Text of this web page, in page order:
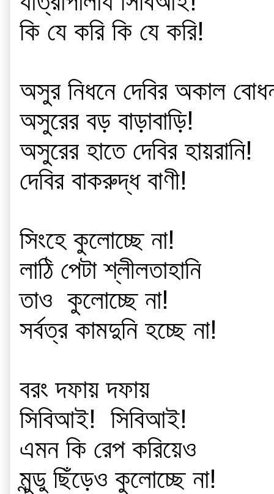
কি যে করি কি যে করি!
অসুর নিধনে দেবির অকাল
অসুরের বড় বাড়াবাড়ি!
অসুরের হাতে দেবির হায়রানি!
দেবির বাকরুদ্ধ বাণী!
সিংহে কুলোচ্ছে না!
লাঠি পেটা শ্লীলতাহানি
তাও  কুলোচ্ছে না!
সর্বত্র কামদুনি হচ্ছে না!
বরং দফায় দফায়
সিবিআই!  সিবিআই!
এমন কি রেপ করিয়েও
মুন্ডু ছিঁড়েও কুলোচ্ছে না!